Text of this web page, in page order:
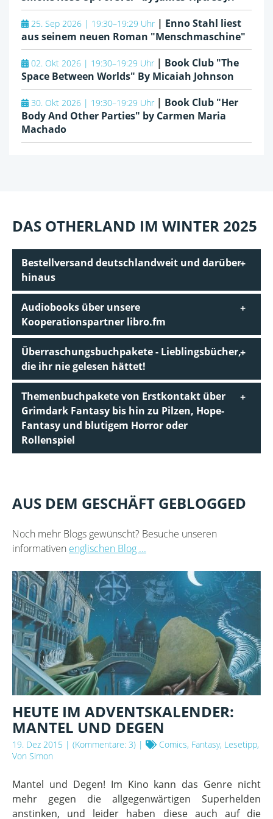
25. Sep 2026 | 19:30–19:29 Uhr | Enno Stahl liest
aus seinem neuen Roman "Menschmaschine"
02. Okt 2026 | 19:30–19:29 Uhr | Book Club "The
Space Between Worlds" By Micaiah Johnson
30. Okt 2026 | 19:30–19:29 Uhr | Book Club "Her
Body And Other Parties" by Carmen Maria
Machado
DAS OTHERLAND IM WINTER 2025
Bestellversand deutschlandweit und darüber
hinaus
Audiobooks über unsere
Kooperationspartner libro.fm
Überraschungsbuchpakete - Lieblingsbücher,
die ihr nie gelesen hättet!
Themenbuchpakete von Erstkontakt über
Grimdark Fantasy bis hin zu Pilzen, Hope-
Fantasy und blutigem Horror oder
Rollenspiel
AUS DEM GESCHÄFT GEBLOGGED
Noch mehr Blogs gewünscht? Besuche unseren
informativen englischen Blog ...
HEUTE IM ADVENTSKALENDER:
MANTEL UND DEGEN
19. Dez 2015 | (Kommentare: 3) |
Comics, Fantasy, Lesetipp,
Von Simon
Mantel und Degen! Im Kino kann das Genre nicht
mehr gegen die allgegenwärtigen Superhelden
anstinken, und leider haben diese auch auf die